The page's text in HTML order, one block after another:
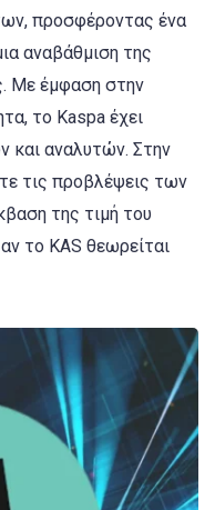
προσφέροντας ένα
αναβάθμιση της
Με έμφαση στην
το Kaspa έχει
και αναλυτών. Στην
τις προβλέψεις των
της τιμή του
το KAS θεωρείται